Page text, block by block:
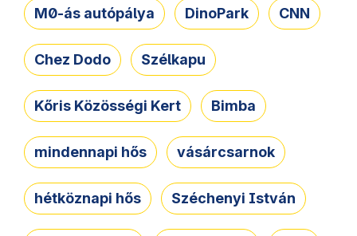
M0-ás autópálya DinoPark CNN
Chez Dodo Szélkapu
Kőris Közösségi Kert Bimba
mindennapi hős vásárcsarnok
hétköznapi hős Széchenyi István